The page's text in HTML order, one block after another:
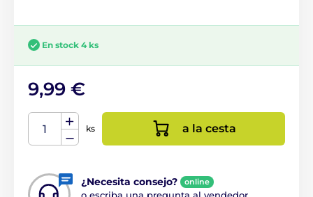
En stock 4 ks
9,99 €
ks a la cesta
¿Necesita consejo? online